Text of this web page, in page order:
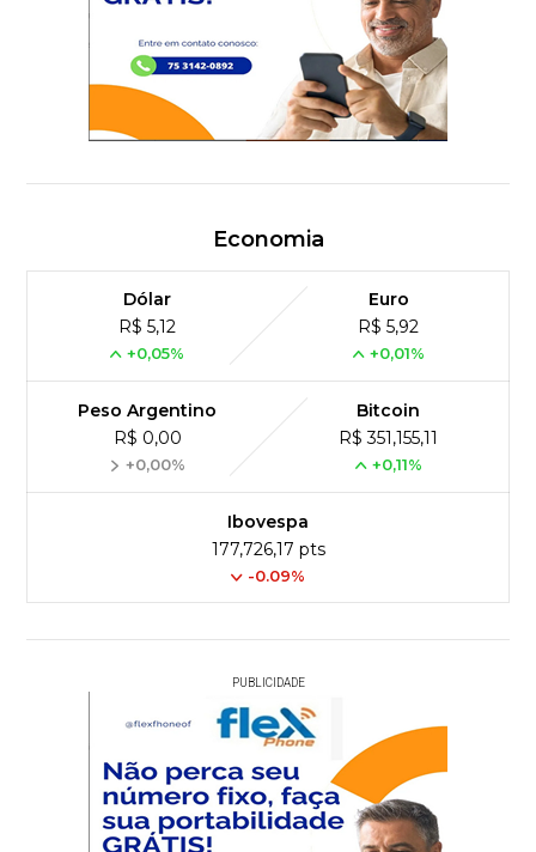
Economia
Dólar
R$ 5,12
+0,05%
Euro
R$ 5,92
+0,01%
Peso Argentino
R$ 0,00
+0,00%
Bitcoin
R$ 351,155,11
+0,11%
Ibovespa
177,726,17 pts
-0.09%
PUBLICIDADE